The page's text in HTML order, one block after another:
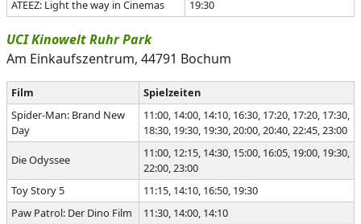
ATEEZ: Light the way in Cinemas
19:30
UCI Kinowelt Ruhr Park
Am Einkaufszentrum, 44791 Bochum
Film
Spielzeiten
Spider-Man: Brand New
Day
11:00, 14:00, 14:10, 16:30, 17:20, 17:20, 17:30,
18:30, 19:30, 19:30, 20:00, 20:40, 22:45, 23:00
Die Odyssee
11:00, 12:15, 14:30, 15:00, 16:05, 19:00, 19:30,
22:00, 23:00
Toy Story 5
11:15, 14:10, 16:50, 19:30
Paw Patrol: Der Dino Film
11:30, 14:00, 14:10